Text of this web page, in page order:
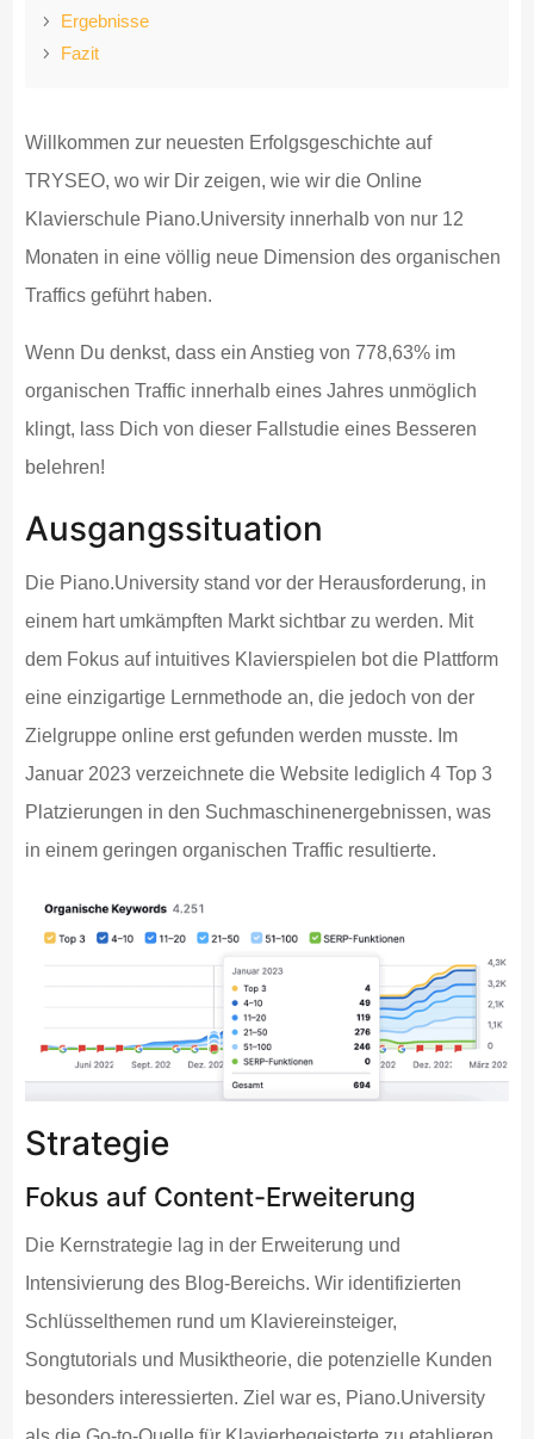
Ergebnisse
Fazit
Willkommen zur neuesten Erfolgsgeschichte auf
TRYSEO, wo wir Dir zeigen, wie wir die Online
Klavierschule Piano.University innerhalb von nur 12
Monaten in eine völlig neue Dimension des organischen
Traffics geführt haben.
Wenn Du denkst, dass ein Anstieg von 778,63% im
organischen Traffic innerhalb eines Jahres unmöglich
klingt, lass Dich von dieser Fallstudie eines Besseren
belehren!
Ausgangssituation
Die Piano.University stand vor der Herausforderung, in
einem hart umkämpften Markt sichtbar zu werden. Mit
dem Fokus auf intuitives Klavierspielen bot die Plattform
eine einzigartige Lernmethode an, die jedoch von der
Zielgruppe online erst gefunden werden musste. Im
Januar 2023 verzeichnete die Website lediglich 4 Top 3
Platzierungen in den Suchmaschinenergebnissen, was
in einem geringen organischen Traffic resultierte.
Strategie
Fokus auf Content-Erweiterung
Die Kernstrategie lag in der Erweiterung und
Intensivierung des Blog-Bereichs. Wir identifizierten
Schlüsselthemen rund um Klaviereinsteiger,
Songtutorials und Musiktheorie, die potenzielle Kunden
besonders interessierten. Ziel war es, Piano.University